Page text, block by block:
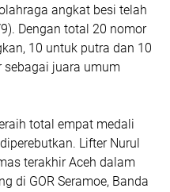
angkat besi telah
Dengan total 20 nomor
10 untuk putra dan 10
sebagai juara umum
total empat medali
Lifter Nurul
terakhir Aceh dalam
di GOR Seramoe, Banda